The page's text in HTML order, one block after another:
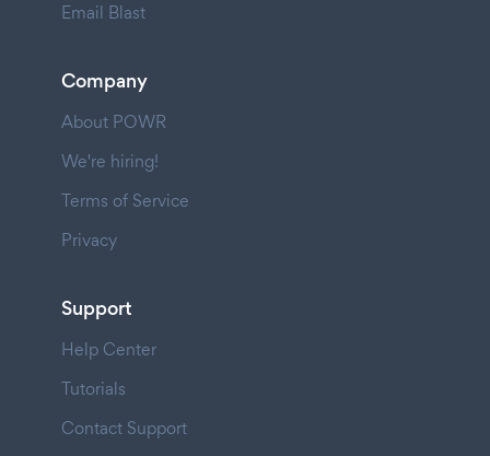
Email Blast
Company
About POWR
We're hiring!
Terms of Service
Privacy
Support
Help Center
Tutorials
Contact Support